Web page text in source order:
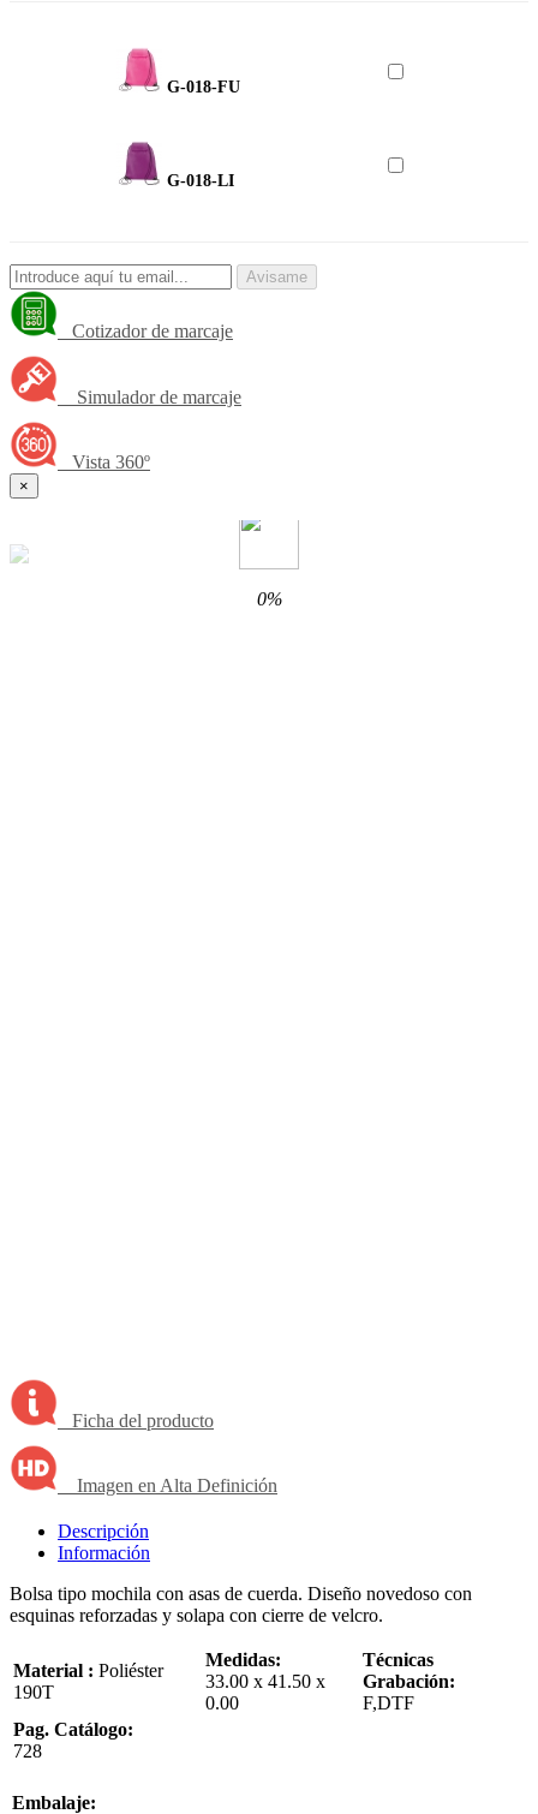
G-018-FU
G-018-LI
Avisame
Cotizador de marcaje
Simulador de marcaje
Vista 360º
×
Ficha del producto
Imagen en Alta Definición
Descripción
Información
Bolsa tipo mochila con asas de cuerda. Diseño novedoso con
esquinas reforzadas y solapa con cierre de velcro.
Material : Poliéster
190T
Medidas:
33.00 x 41.50 x
0.00
Técnicas
Grabación:
F,DTF
Pag. Catálogo:
728
Embalaje: